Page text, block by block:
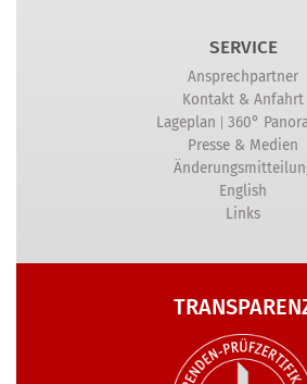
SERVICE
Ansprechpartner
Kontakt & Anfahrt
Lageplan | 360°
Presse & Medien
English
Links